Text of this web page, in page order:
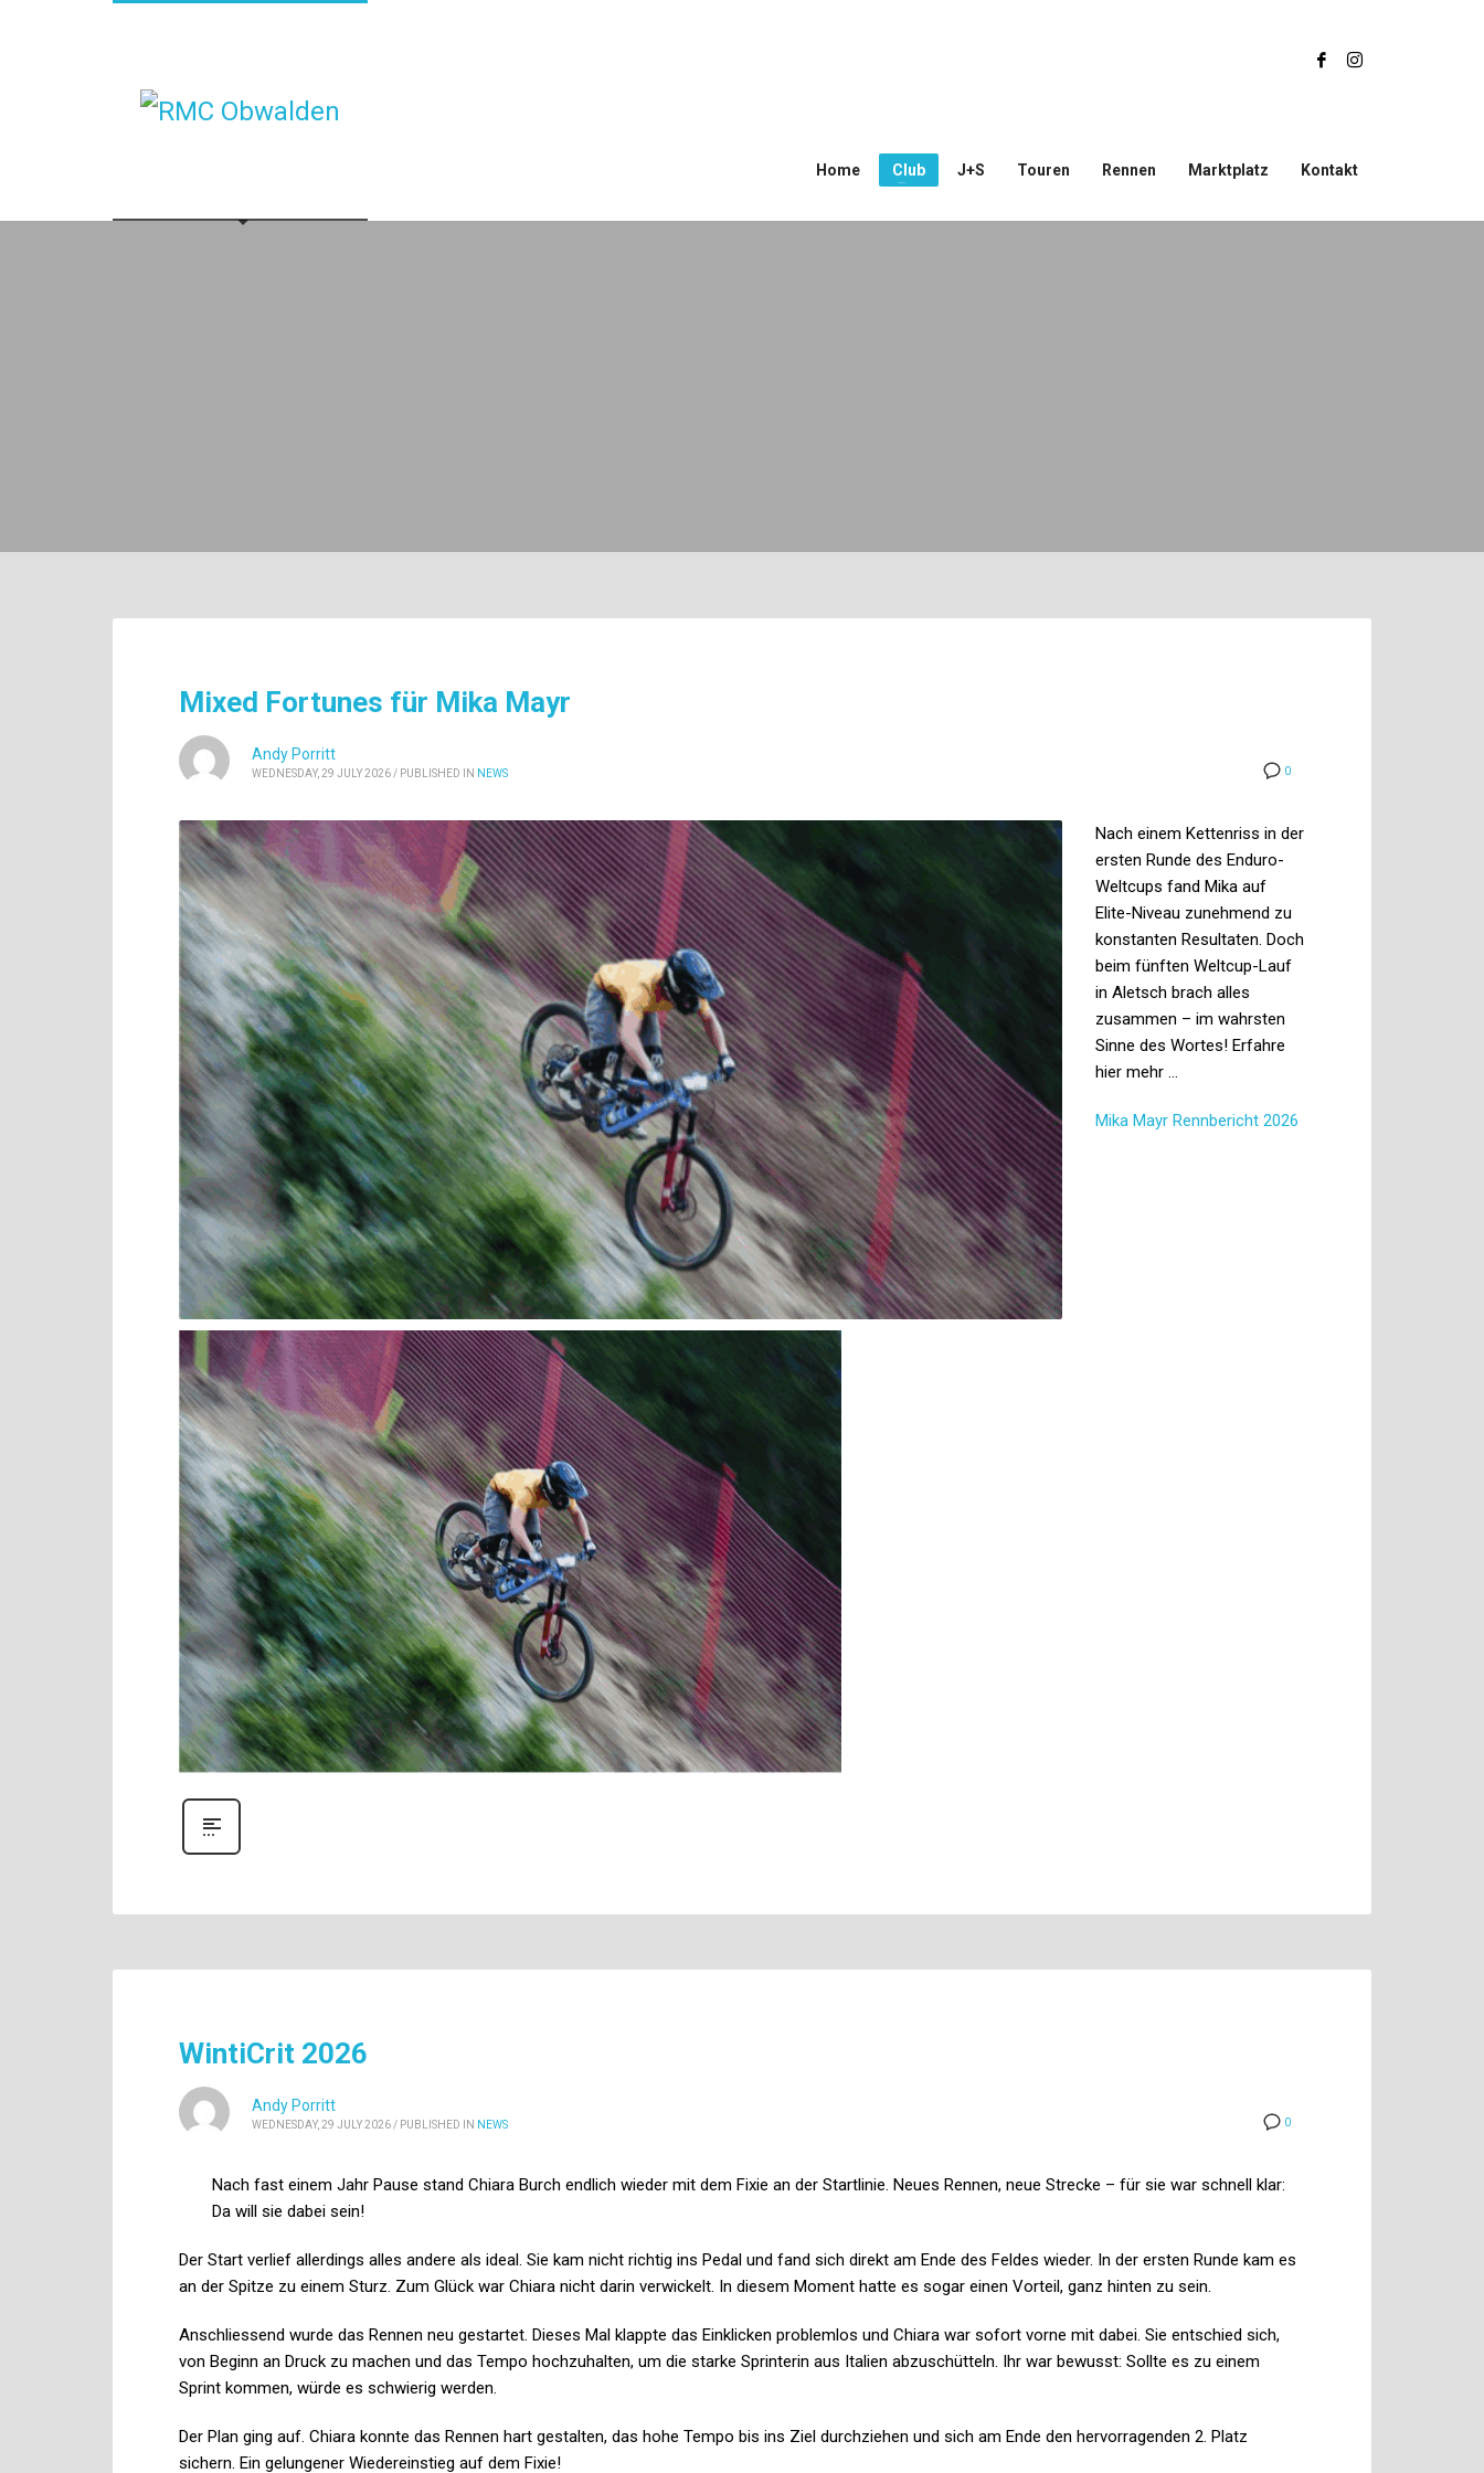
Home Club J+S Touren Rennen Marktplatz Kontakt
Mixed Fortunes für Mika Mayr
0
Andy Porritt
WEDNESDAY, 29 JULY 2026 / PUBLISHED IN NEWS
Nach einem Kettenriss in der
ersten Runde des Enduro-
Weltcups fand Mika auf
Elite-Niveau zunehmend zu
konstanten Resultaten. Doch
beim fünften Weltcup-Lauf
in Aletsch brach alles
zusammen – im wahrsten
Sinne des Wortes! Erfahre
hier mehr …
Mika Mayr Rennbericht 2026
WintiCrit 2026
0
Andy Porritt
WEDNESDAY, 29 JULY 2026 / PUBLISHED IN NEWS
Nach fast einem Jahr Pause stand Chiara Burch endlich wieder mit dem Fixie an der Startlinie. Neues Rennen, neue Strecke – für sie war schnell klar:
Da will sie dabei sein!
Der Start verlief allerdings alles andere als ideal. Sie kam nicht richtig ins Pedal und fand sich direkt am Ende des Feldes wieder. In der ersten Runde kam es
an der Spitze zu einem Sturz. Zum Glück war Chiara nicht darin verwickelt. In diesem Moment hatte es sogar einen Vorteil, ganz hinten zu sein.
Anschliessend wurde das Rennen neu gestartet. Dieses Mal klappte das Einklicken problemlos und Chiara war sofort vorne mit dabei. Sie entschied sich,
von Beginn an Druck zu machen und das Tempo hochzuhalten, um die starke Sprinterin aus Italien abzuschütteln. Ihr war bewusst: Sollte es zu einem
Sprint kommen, würde es schwierig werden.
Der Plan ging auf. Chiara konnte das Rennen hart gestalten, das hohe Tempo bis ins Ziel durchziehen und sich am Ende den hervorragenden 2. Platz
sichern. Ein gelungener Wiedereinstieg auf dem Fixie!